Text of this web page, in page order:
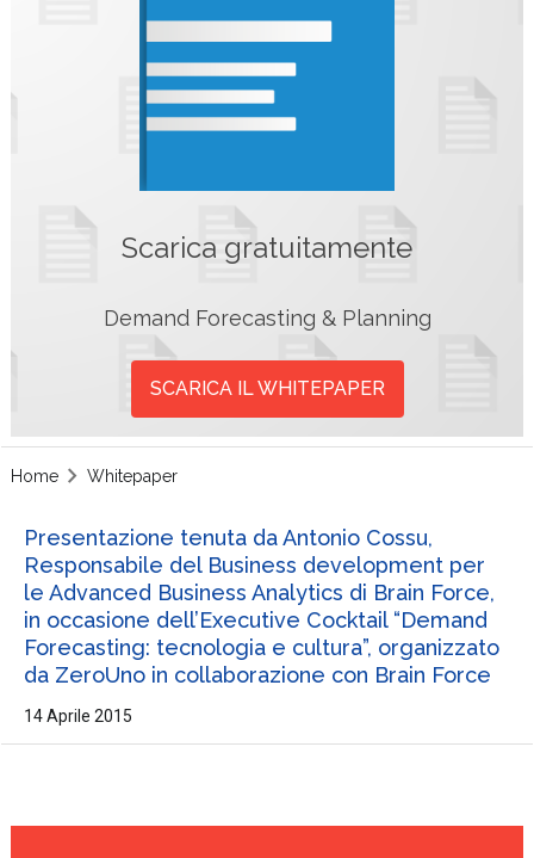
Scarica gratuitamente
Demand Forecasting & Planning
SCARICA IL WHITEPAPER
Home Whitepaper
Presentazione tenuta da Antonio Cossu,
Responsabile del Business development per
le Advanced Business Analytics di Brain Force,
in occasione dell’Executive Cocktail “Demand
Forecasting: tecnologia e cultura”, organizzato
da ZeroUno in collaborazione con Brain Force
14 Aprile 2015